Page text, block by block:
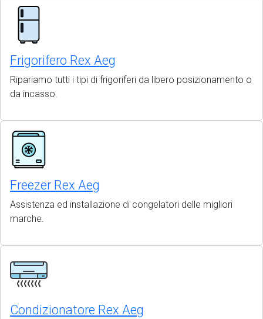
Frigorifero Rex Aeg
Ripariamo tutti i tipi di frigoriferi da libero posizionamento o
da incasso.
Freezer Rex Aeg
Assistenza ed installazione di congelatori delle migliori
marche.
Condizionatore Rex Aeg